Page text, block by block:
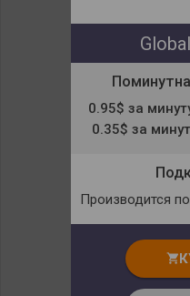
0.95$ за
0.35$ за
Производится
shopping_cart